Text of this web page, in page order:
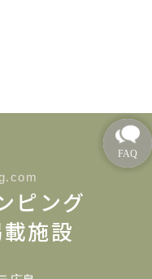
ピング
施設